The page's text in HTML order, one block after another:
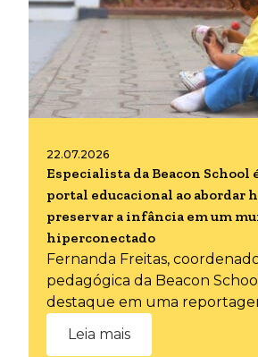
22.07.2026
Especialista da Beacon School
portal educacional ao abordar
preservar a infância em um
hiperconectado
Fernanda Freitas,
pedagógica da Beacon
destaque em uma
Leia mais